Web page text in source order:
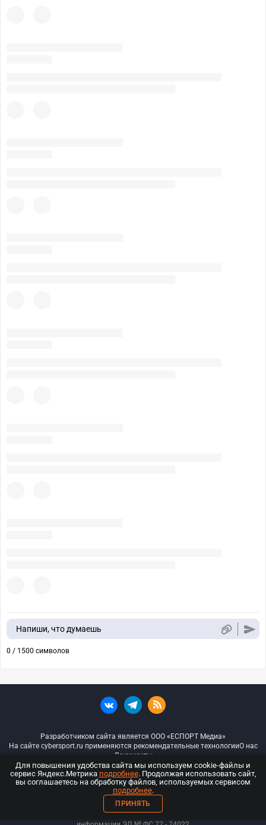
Напиши, что думаешь
0 / 1500 символов
Разработчиком сайта является ООО «ЕСПОРТ Медиа»
На сайте cybersport.ru применяются рекомендательные технологииО нас
Документы
© ООО «Киберспорт.ру» — Все права защищены
18+
ООО «Киберспорт.ру». Свидетельство о регистрации средств массовой
Для повышения удобства сайта мы используем cookie-файлы и
сервис Яндекс.Метрика подробнее. Продолжая использовать сайт,
вы соглашаетесь на обработку файлов, используемых сервисом
подробнее.
ПРИНЯТЬ